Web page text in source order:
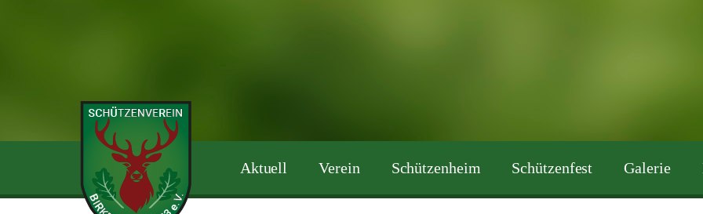
Aktuell Verein Schützenheim Schützenfest Galerie